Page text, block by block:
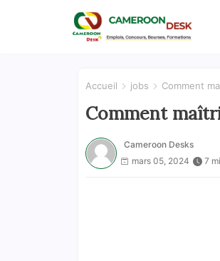
Accueil jobs Comment
Comment
Cameroon Desks
mars 05, 2024
7